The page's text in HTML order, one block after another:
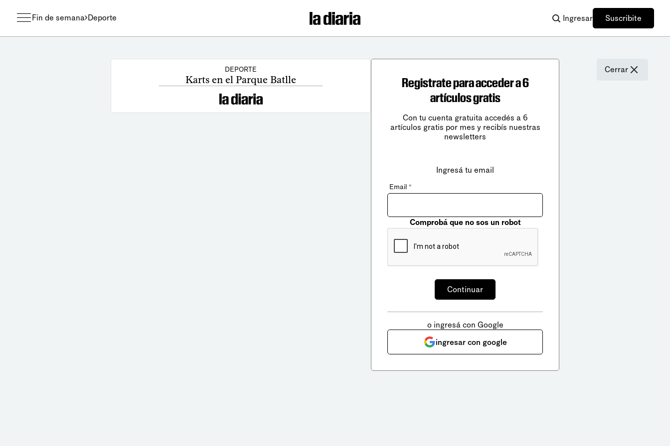
Fin de semana Deporte Ingresar Suscribite
DEPORTE
Karts en el Parque Batlle
Cerrar
Registrate para acceder a 6
artículos gratis
Con tu cuenta gratuita accedés a 6
artículos gratis por mes y recibís nuestras
newsletters
Ingresá tu email
Email *
Comprobá que no sos un robot
o ingresá con Google
ingresar con google